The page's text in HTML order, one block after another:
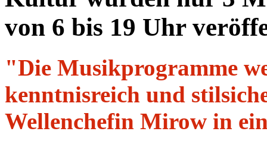
von 6 bis 19 Uhr
"Die Musikprogramme
kenntnisreich und
Wellenchefin Mirow in